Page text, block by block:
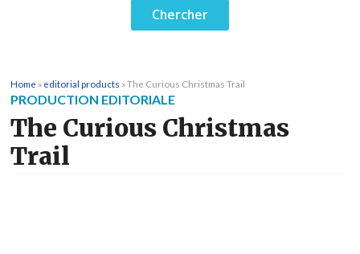
Home » editorial products »The Curious Christmas Trail
PRODUCTION EDITORIALE
The Curious Christmas
Trail